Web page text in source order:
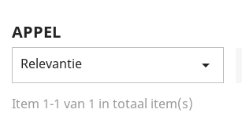
APPEL
Relevantie 
Item 1-1 van 1 in totaal item(s)